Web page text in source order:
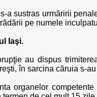
a sustras urmăririi
pe numele
Iaşi.
au dispus
în sarcina căruia s-
organelor